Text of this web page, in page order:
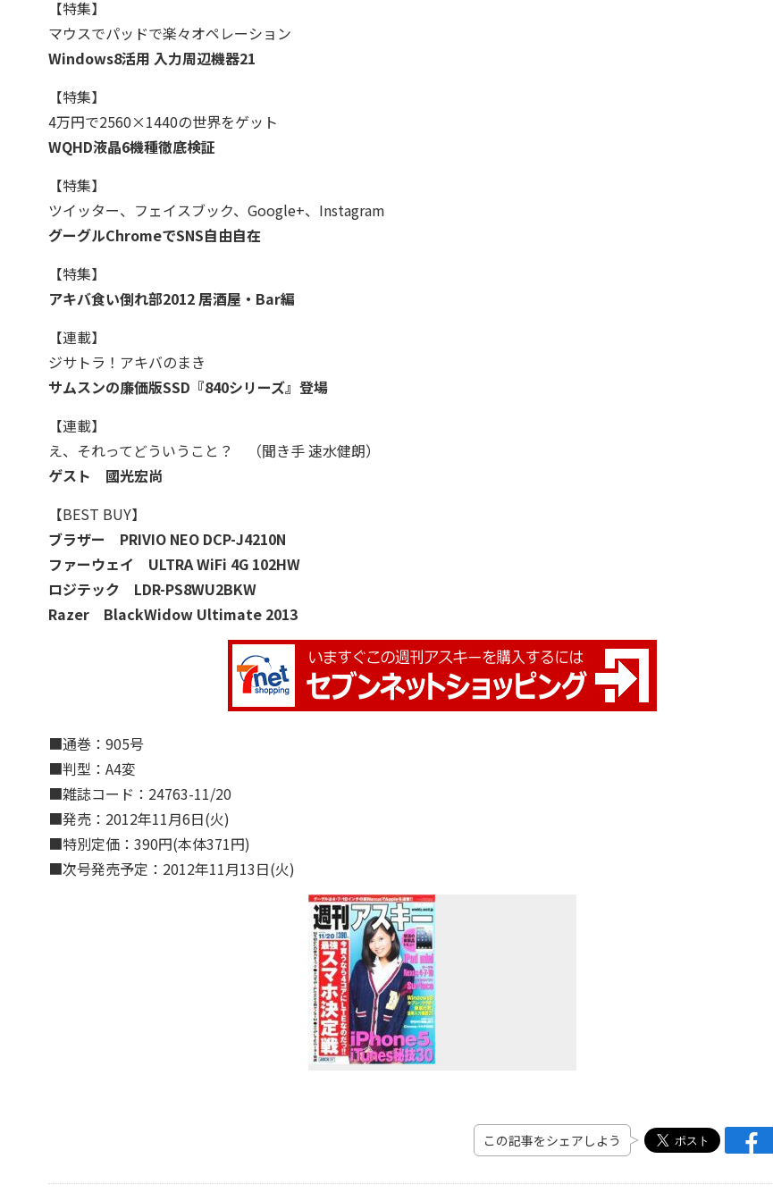
【特集】
マウスでパッドで楽々オペレーション
Windows8活用 入力周辺機器21
【特集】
4万円で2560×1440の世界をゲット
WQHD液晶6機種徹底検証
【特集】
ツイッター、フェイスブック、Google+、Instagram
グーグルChromeでSNS自由自在
【特集】
アキバ食い倒れ部2012 居酒屋・Bar編
【連載】
ジサトラ！アキバのまき
サムスンの廉価版SSD『840シリーズ』登場
【連載】
え、それってどういうこと？ （聞き手 速水健朗）
ゲスト 國光宏尚
【BEST BUY】
ブラザー PRIVIO NEO DCP-J4210N
ファーウェイ ULTRA WiFi 4G 102HW
ロジテック LDR-PS8WU2BKW
Razer BlackWidow Ultimate 2013
■通巻：905号
■判型：A4変
■雑誌コード：24763-11/20
■発売：2012年11月6日(火)
■特別定価：390円(本体371円)
■次号発売予定：2012年11月13日(火)
この記事をシェアしよう